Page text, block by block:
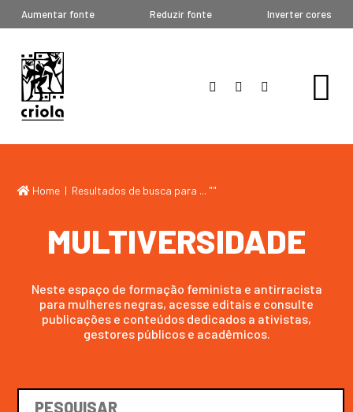
Aumentar fonte Reduzir fonte Inverter cores
Home | Resultados de busca para ... ""
MULTIVERSIDADE
Neste espaço de formação feminista e antirracista
para mulheres negras, acesse editais e consulte
publicações e conteúdos dedicados a ativistas,
gestores públicos e acadêmicos.